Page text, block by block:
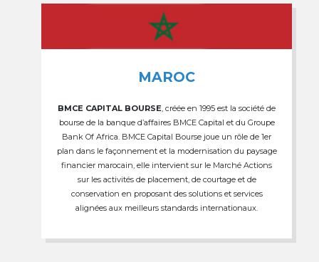
MAROC
BMCE CAPITAL BOURSE , créée en 1995 est la société de
bourse de la banque d’affaires BMCE Capital et du Groupe
Bank Of Africa. BMCE Capital Bourse joue un rôle de 1er
plan dans le façonnement et la modernisation du paysage
financier marocain, elle intervient sur le Marché Actions
sur les activités de placement, de courtage et de
conservation en proposant des solutions et services
alignées aux meilleurs standards internationaux.